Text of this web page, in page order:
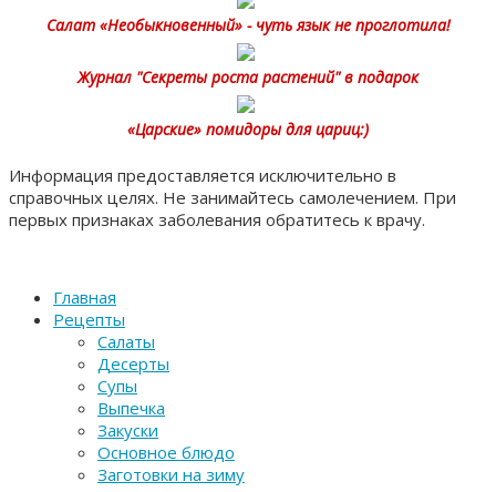
Салат «Необыкновенный» - чуть язык не проглотила!
Журнал "Секреты роста растений" в подарок
«Царские» помидоры для цариц:)
Информация предоставляется исключительно в
справочных целях. Не занимайтесь самолечением. При
первых признаках заболевания обратитесь к врачу.
Главная
Рецепты
Салаты
Десерты
Супы
Выпечка
Закуски
Основное блюдо
Заготовки на зиму